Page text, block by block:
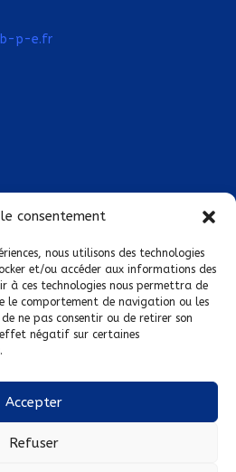
consentement
nous utilisons des technologies
et/ou accéder aux informations des
à ces technologies nous permettra de
le comportement de navigation ou les
ne pas consentir ou de retirer son
négatif sur certaines
Accepter
Refuser
p-e.fr
·e !
chez vous !
vente